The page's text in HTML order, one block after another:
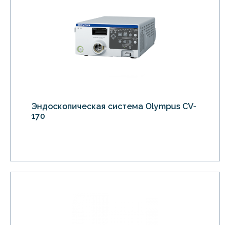
Эндоскопическая система Olympus CV-
170